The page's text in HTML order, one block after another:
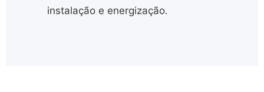
instalação e energização.